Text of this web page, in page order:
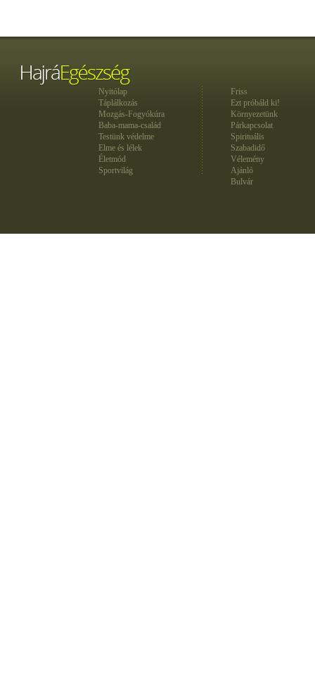
Nyitólap
Táplálkozás
Mozgás-Fogyókúra
Baba-mama-család
Testünk védelme
Elme és lélek
Életmód
Sportvilág
Friss
Ezt próbáld ki!
Környezetünk
Párkapcsolat
Spirituális
Szabadidő
Vélemény
Ajánló
Bulvár